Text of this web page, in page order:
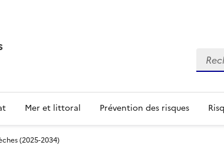
Mer et littoral Prévention des risques
(2025-2034)